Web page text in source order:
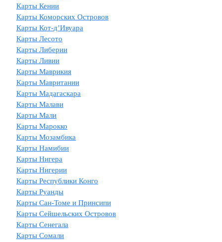
Карты Кении
Карты Коморских Островов
Карты Кот-д’Ивуара
Карты Лесото
Карты Либерии
Карты Ливии
Карты Маврикия
Карты Мавритании
Карты Мадагаскара
Карты Малави
Карты Мали
Карты Марокко
Карты Мозамбика
Карты Намибии
Карты Нигера
Карты Нигерии
Карты Республики Конго
Карты Руанды
Карты Сан-Томе и Принсипи
Карты Сейшельских Островов
Карты Сенегала
Карты Сомали